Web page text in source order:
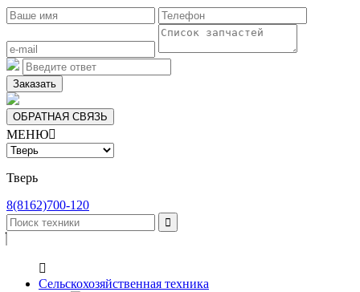
Заказать
ОБРАТНАЯ СВЯЗЬ
МЕНЮ
Тверь
8(8162)700-120


Сельскохозяйственная техника